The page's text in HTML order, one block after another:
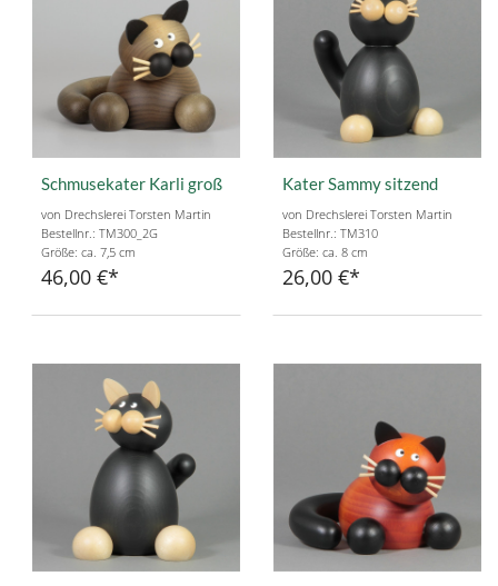
Schmusekater Karli groß
von Drechslerei Torsten Martin
Bestellnr.: TM300_2G
Größe: ca. 7,5 cm
46,00 €
Kater Sammy sitzend
von Drechslerei Torsten Martin
Bestellnr.: TM310
Größe: ca. 8 cm
26,00 €